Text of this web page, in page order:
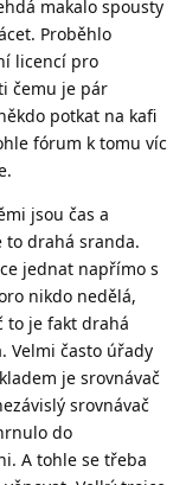
makalo spousty
Proběhlo
licencí pro
čemu je pár
potkat na kafi
fórum k tomu víc
jsou čas a
to drahá sranda.
jednat napřímo s
nikdo nedělá,
to je fakt drahá
Velmi často úřady
je srovnávač
srovnávač
do
A tohle se třeba